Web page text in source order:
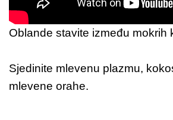
Oblande stavite između mokrih
Sjedinite mlevenu plazmu,
mlevene orahe.